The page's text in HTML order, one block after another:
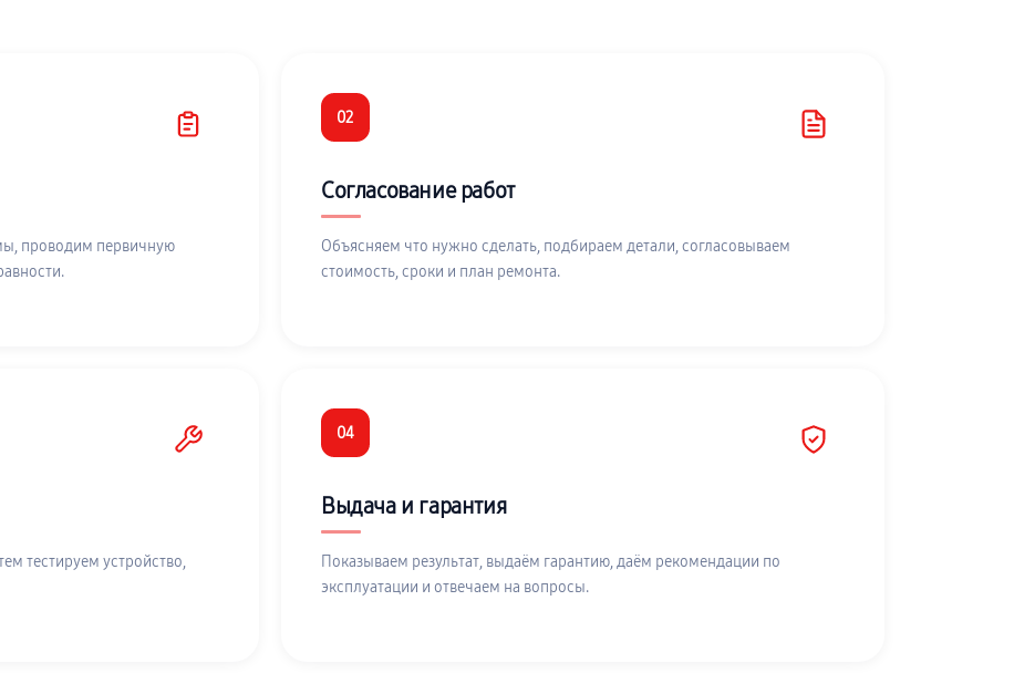
проводим первичную
02
Согласование работ
Объясняем что нужно сделать, подбираем детали, согласовываем
стоимость, сроки и план ремонта.
тестируем устройство,
04
Выдача и гарантия
Показываем результат, выдаём гарантию, даём рекомендации по
эксплуатации и отвечаем на вопросы.